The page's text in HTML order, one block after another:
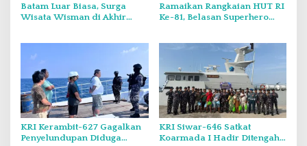
Batam Luar Biasa, Surga
Wisata Wisman di Akhir
Ramaikan Rangkaian HUT RI
Ke-81, Belasan Superhero
KRI Kerambit-627 Gagalkan
Penyelundupan Diduga
KRI Siwar-646 Satkat
Koarmada I Hadir Ditengah